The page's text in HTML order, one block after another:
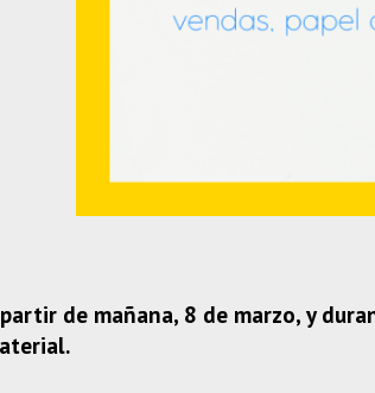
de mañana, 8 de marzo, y